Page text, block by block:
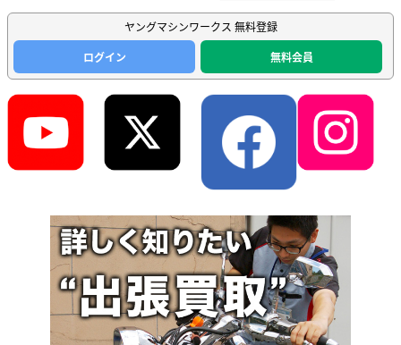
ヤングマシンワークス 無料登録
ログイン
無料会員